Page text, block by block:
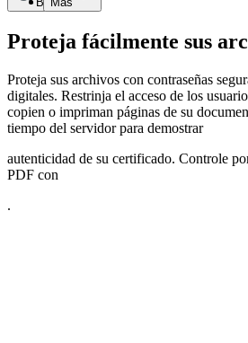
Proteja fácilmente sus
Proteja sus archivos con contraseñas
digitales. Restrinja el acceso de los
copien o impriman páginas de su
tiempo del servidor para demostrar
autenticidad de su certificado. Controle
PDF con
.